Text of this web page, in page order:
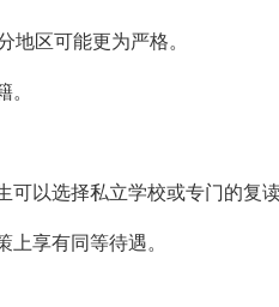
区可能更为严格。
以选择私立学校或专门的复读
享有同等待遇。